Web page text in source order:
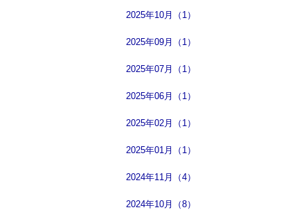
2025年10月（1）
2025年09月（1）
2025年07月（1）
2025年06月（1）
2025年02月（1）
2025年01月（1）
2024年11月（4）
2024年10月（8）